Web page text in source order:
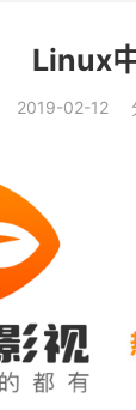
Linux
2019-02-12